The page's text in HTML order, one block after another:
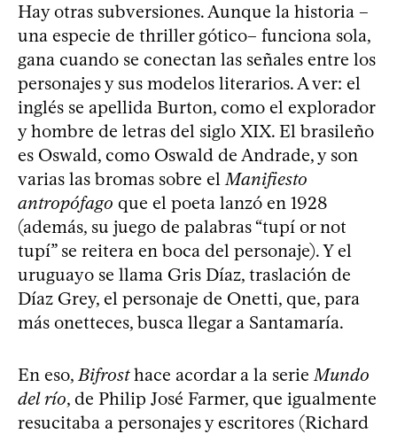
Hay otras subversiones. Aunque la historia –
una especie de thriller gótico– funciona sola,
gana cuando se conectan las señales entre los
personajes y sus modelos literarios. A ver: el
inglés se apellida Burton, como el explorador
y hombre de letras del siglo XIX. El brasileño
es Oswald, como Oswald de Andrade, y son
varias las bromas sobre elManifiesto
antropófago que el poeta lanzó en 1928
(además, su juego de palabras “tupí or not
tupí” se reitera en boca del personaje). Y el
uruguayo se llama Gris Díaz, traslación de
Díaz Grey, el personaje de Onetti, que, para
más onetteces, busca llegar a Santamaría.
En eso,Bifrosthace acordar a la serieMundo
del río, de Philip José Farmer, que igualmente
resucitaba a personajes y escritores (Richard